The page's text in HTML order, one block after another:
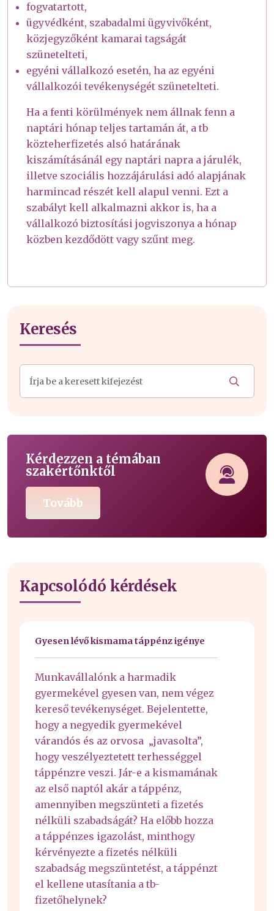
fogvatartott,
ügyvédként, szabadalmi ügyvivőként,
közjegyzőként kamarai tagságát
szünetelteti,
egyéni vállalkozó esetén, ha az egyéni
vállalkozói tevékenységét szünetelteti.
Ha a fenti körülmények nem állnak fenn a
naptári hónap teljes tartamán át, a tb
közteherfizetés alsó határának
kiszámításánál egy naptári napra a járulék,
illetve szociális hozzájárulási adó alapjának
harmincad részét kell alapul venni. Ezt a
szabályt kell alkalmazni akkor is, ha a
vállalkozó biztosítási jogviszonya a hónap
közben kezdődött vagy szűnt meg.
Keresés
Kérdezzen a témában
szakértőnktől
Tovább
Kapcsolódó kérdések
Gyesen lévő kismama táppénz igénye
Munkavállalónk a harmadik
gyermekével gyesen van, nem végez
kereső tevékenységet. Bejelentette,
hogy a negyedik gyermekével
várandós és az orvosa „javasolta”,
hogy veszélyeztetett terhességgel
táppénzre veszi. Jár-e a kismamának
az első naptól akár a táppénz,
amennyiben megszünteti a fizetés
nélküli szabadságát? Ha előbb hozza
a táppénzes igazolást, minthogy
kérvényezte a fizetés nélküli
szabadság megszüntetést, a táppénzt
el kellene utasítania a tb-
fizetőhelynek?